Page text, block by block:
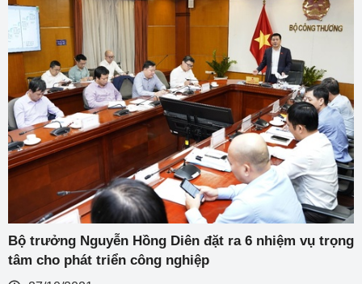
Bộ trưởng Nguyễn Hồng Diên đặt ra 6 nhiệm vụ trọng
tâm cho phát triển công nghiệp